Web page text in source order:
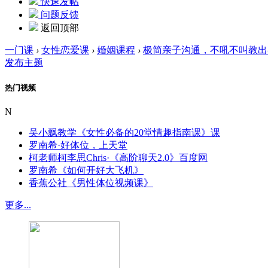
问题反馈
返回顶部
一门课 › 女性恋爱课 › 婚姻课程 › 极简亲子沟通，不吼不叫教
发布主题
热门视频
N
吴小飘教学《女性必备的20堂情趣指南课》课
罗南希·好体位，上天堂
柯老师柯李思Chris·《高阶聊天2.0》百度网
罗南希《如何开好大飞机》
香蕉公社《男性体位视频课》
更多...